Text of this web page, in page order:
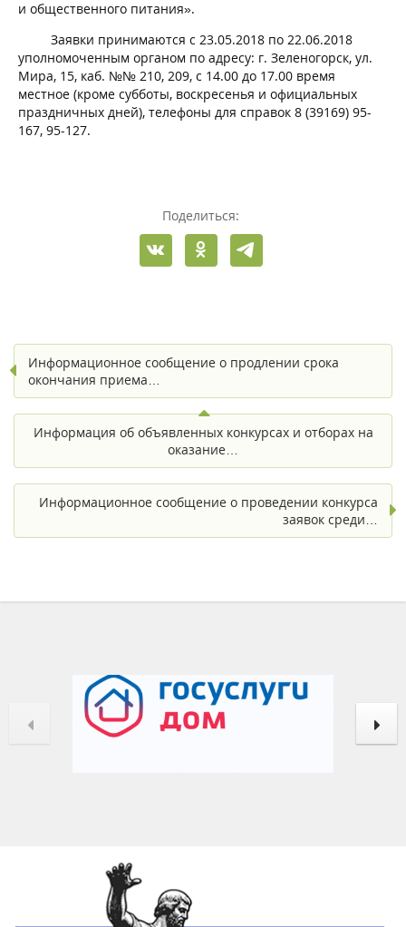
и общественного питания».
Заявки принимаются с 23.05.2018 по 22.06.2018
уполномоченным органом по адресу: г. Зеленогорск, ул.
Мира, 15, каб. №№ 210, 209, с 14.00 до 17.00 время
местное (кроме субботы, воскресенья и официальных
праздничных дней), телефоны для справок 8 (39169) 95-
167, 95-127.
Поделиться:
Информационное сообщение о продлении срока
окончания приема…
Информация об объявленных конкурсах и отборах на
оказание…
Информационное сообщение о проведении конкурса
заявок среди…